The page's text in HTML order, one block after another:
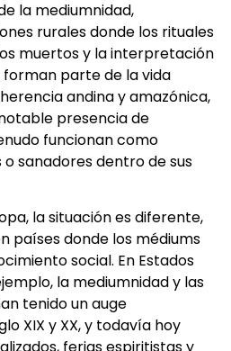
la mediumnidad,
rurales donde los rituales
muertos y la interpretación
forman parte de la vida
andina y amazónica,
presencia de
funcionan como
sanadores dentro de sus
la situación es diferente,
países donde los médiums
social. En Estados
la mediumnidad y las
tenido un auge
XIX y XX, y todavía hoy